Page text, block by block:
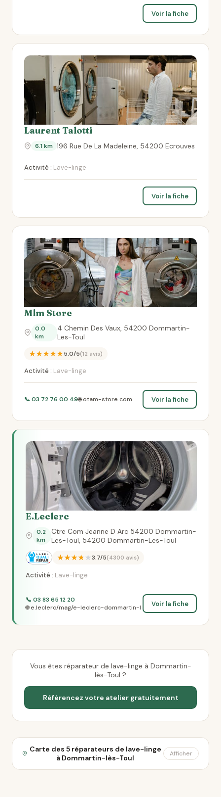
Voir la fiche
Laurent Talotti
6.1 km 196 Rue De La Madeleine, 54200 Ecrouves
Activité : Lave-linge
Voir la fiche
Mlm Store
0.0
km
4 Chemin Des Vaux, 54200 Dommartin-
Les-Toul
★★★★★5.0/5(12 avis)
Activité : Lave-linge
📞 03 72 76 00 49🌐 otam-store.com Voir la fiche
E.Leclerc
0.2
km
Ctre Com Jeanne D Arc 54200 Dommartin-
Les-Toul, 54200 Dommartin-Les-Toul
★★★★★3.7/5(4300 avis)
Activité : Lave-linge
📞 03 83 65 12 20
🌐 e.leclerc/mag/e-leclerc-dommartin-l
Voir la fiche
Vous êtes réparateur de lave-linge à Dommartin-
lès-Toul ?
Référencez votre atelier gratuitement
Carte des 5 réparateurs de lave-linge
à Dommartin-lès-Toul
Afficher